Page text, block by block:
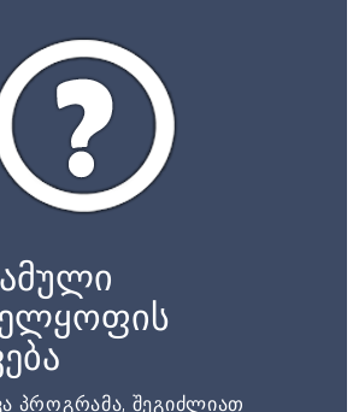
პროგრამა, შეგიძლიათ